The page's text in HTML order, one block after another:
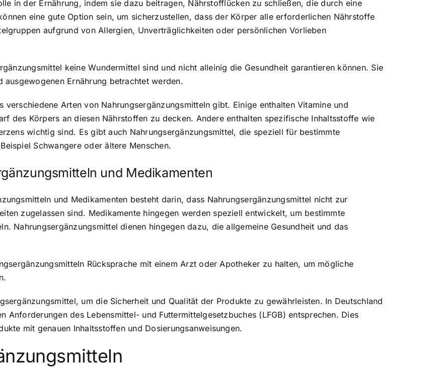
in der Ernährung, indem sie dazu beitragen, Nährstofflücken zu schließen, die durch eine
eine gute Option sein, um sicherzustellen, dass der Körper alle erforderlichen Nährstoffe
aufgrund von Allergien, Unverträglichkeiten oder persönlichen Vorlieben
keine Wundermittel sind und nicht alleinig die Gesundheit garantieren können. Sie
Ernährung betrachtet werden.
verschiedene Arten von Nahrungsergänzungsmitteln gibt. Einige enthalten Vitamine und
des Körpers an diesen Nährstoffen zu decken. Andere enthalten spezifische Inhaltsstoffe wie
wichtig sind. Es gibt auch Nahrungsergänzungsmittel, die speziell für bestimmte
Schwangere oder ältere Menschen.
und Medikamenten
und Medikamenten besteht darin, dass Nahrungsergänzungsmittel nicht zur
zugelassen sind. Medikamente hingegen werden speziell entwickelt, um bestimmte
Nahrungsergänzungsmittel dienen hingegen dazu, die allgemeine Gesundheit und das
Rücksprache mit einem Arzt oder Apotheker zu halten, um mögliche
um die Sicherheit und Qualität der Produkte zu gewährleisten. In Deutschland
Anforderungen des Lebensmittel- und Futtermittelgesetzbuches (LFGB) entsprechen. Dies
mit genauen Inhaltsstoffen und Dosierungsanweisungen.